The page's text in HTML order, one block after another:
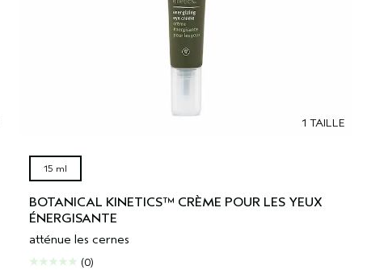
1 TAILLE
15 ml
BOTANICAL KINETICS™ CRÈME POUR LES YEUX
ÉNERGISANTE
atténue les cernes
(0)